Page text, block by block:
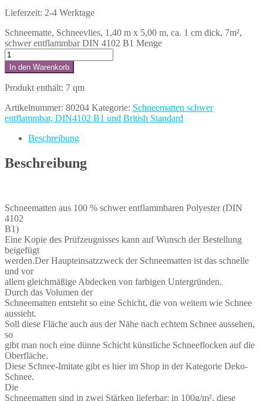
Lieferzeit: 2-4 Werktage
Schneematte, Schneevlies, 1,40 m x 5,00 m, ca. 1 cm dick, 7m²,
schwer entflammbar DIN 4102 B1 Menge
In den Warenkorb
Produkt enthält: 7 qm
Artikelnummer: 80204 Kategorie: Schneematten schwer
entflammbar, DIN4102 B1 und British Standard
Beschreibung
Beschreibung
Schneematten aus 100 % schwer entflammbaren Polyester (DIN
4102
B1)
Eine Kopie des Prüfzeugnisses kann auf Wunsch der Bestellung
beigefügt
werden.Der Haupteinsatzzweck der Schneematten ist das schnelle
und vor
allem gleichmäßige Abdecken von farbigen Untergründen.
Durch das Volumen der
Schneematten entsteht so eine Schicht, die von weitem wie Schnee
aussieht.
Soll diese Fläche auch aus der Nähe nach echtem Schnee aussehen,
so
gibt man noch eine dünne Schicht künstliche Schneeflocken auf die
Oberfläche.
Diese Schnee-Imitate gibt es hier im Shop in der Kategorie Deko-
Schnee.
Die
Schneematten sind in zwei Stärken lieferbar: in 100g/m², diese